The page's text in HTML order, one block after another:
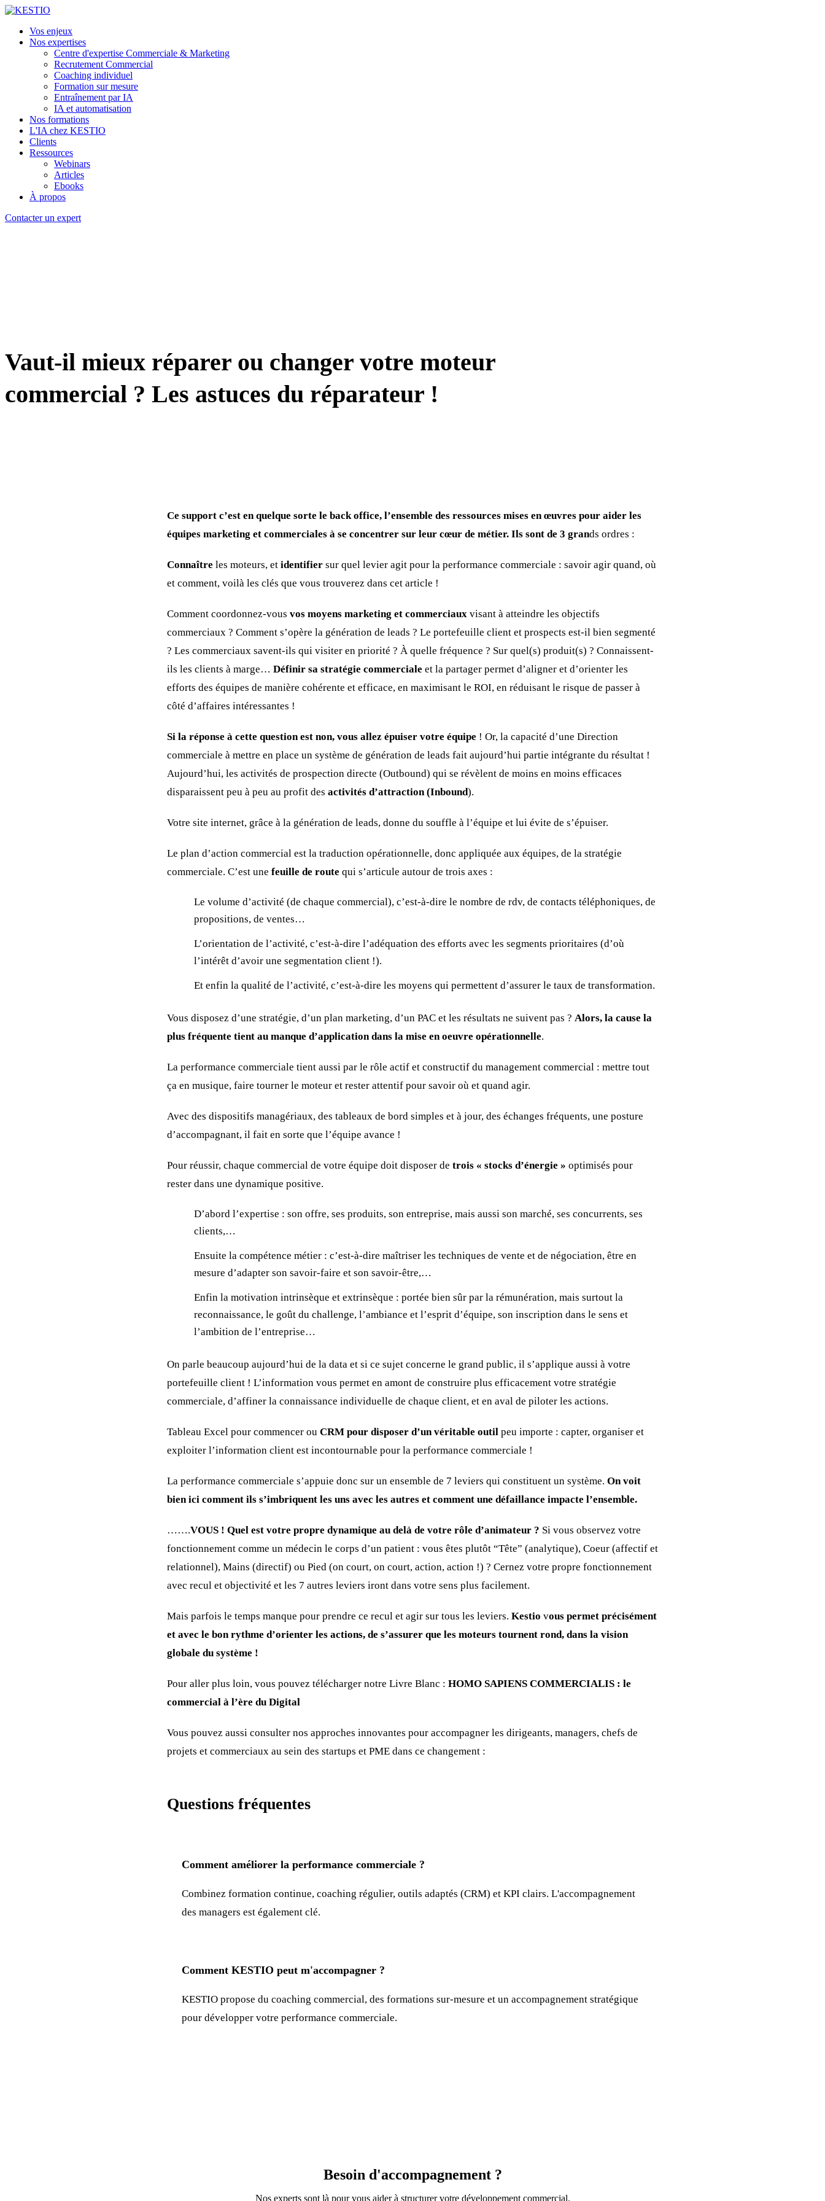
Vos enjeux
Nos expertises
Centre d'expertise Commerciale & Marketing
Recrutement Commercial
Coaching individuel
Formation sur mesure
Entraînement par IA
IA et automatisation
Nos formations
L'IA chez KESTIO
Clients
Ressources
Webinars
Articles
Ebooks
À propos
Contacter un expert
Vaut-il mieux réparer ou changer votre moteur
commercial ? Les astuces du réparateur !
Ce support c’est en quelque sorte le back office, l’ensemble des ressources mises en œuvres pour aider les
équipes marketing et commerciales à se concentrer sur leur cœur de métier. Ils sont de 3 grands ordres :
Connaître les moteurs, et identifier sur quel levier agit pour la performance commerciale : savoir agir quand, où
et comment, voilà les clés que vous trouverez dans cet article !
Comment coordonnez-vous vos moyens marketing et commerciaux visant à atteindre les objectifs
commerciaux ? Comment s’opère la génération de leads ? Le portefeuille client et prospects est-il bien segmenté
? Les commerciaux savent-ils qui visiter en priorité ? À quelle fréquence ? Sur quel(s) produit(s) ? Connaissent-
ils les clients à marge… Définir sa stratégie commerciale et la partager permet d’aligner et d’orienter les
efforts des équipes de manière cohérente et efficace, en maximisant le ROI, en réduisant le risque de passer à
côté d’affaires intéressantes !
Si la réponse à cette question est non, vous allez épuiser votre équipe ! Or, la capacité d’une Direction
commerciale à mettre en place un système de génération de leads fait aujourd’hui partie intégrante du résultat !
Aujourd’hui, les activités de prospection directe (Outbound) qui se révèlent de moins en moins efficaces
disparaissent peu à peu au profit des activités d’attraction (Inbound).
Votre site internet, grâce à la génération de leads, donne du souffle à l’équipe et lui évite de s’épuiser.
Le plan d’action commercial est la traduction opérationnelle, donc appliquée aux équipes, de la stratégie
commerciale. C’est une feuille de route qui s’articule autour de trois axes :
Le volume d’activité (de chaque commercial), c’est-à-dire le nombre de rdv, de contacts téléphoniques, de
propositions, de ventes…
L’orientation de l’activité, c’est-à-dire l’adéquation des efforts avec les segments prioritaires (d’où
l’intérêt d’avoir une segmentation client !).
Et enfin la qualité de l’activité, c’est-à-dire les moyens qui permettent d’assurer le taux de transformation.
Vous disposez d’une stratégie, d’un plan marketing, d’un PAC et les résultats ne suivent pas ? Alors, la cause la
plus fréquente tient au manque d’application dans la mise en oeuvre opérationnelle.
La performance commerciale tient aussi par le rôle actif et constructif du management commercial : mettre tout
ça en musique, faire tourner le moteur et rester attentif pour savoir où et quand agir.
Avec des dispositifs managériaux, des tableaux de bord simples et à jour, des échanges fréquents, une posture
d’accompagnant, il fait en sorte que l’équipe avance !
Pour réussir, chaque commercial de votre équipe doit disposer de trois « stocks d’énergie » optimisés pour
rester dans une dynamique positive.
D’abord l’expertise : son offre, ses produits, son entreprise, mais aussi son marché, ses concurrents, ses
clients,…
Ensuite la compétence métier : c’est-à-dire maîtriser les techniques de vente et de négociation, être en
mesure d’adapter son savoir-faire et son savoir-être,…
Enfin la motivation intrinsèque et extrinsèque : portée bien sûr par la rémunération, mais surtout la
reconnaissance, le goût du challenge, l’ambiance et l’esprit d’équipe, son inscription dans le sens et
l’ambition de l’entreprise…
On parle beaucoup aujourd’hui de la data et si ce sujet concerne le grand public, il s’applique aussi à votre
portefeuille client ! L’information vous permet en amont de construire plus efficacement votre stratégie
commerciale, d’affiner la connaissance individuelle de chaque client, et en aval de piloter les actions.
Tableau Excel pour commencer ou CRM pour disposer d’un véritable outil peu importe : capter, organiser et
exploiter l’information client est incontournable pour la performance commerciale !
La performance commerciale s’appuie donc sur un ensemble de 7 leviers qui constituent un système. On voit
bien ici comment ils s’imbriquent les uns avec les autres et comment une défaillance impacte l’ensemble.
…….VOUS ! Quel est votre propre dynamique au delà de votre rôle d’animateur ? Si vous observez votre
fonctionnement comme un médecin le corps d’un patient : vous êtes plutôt “Tête” (analytique), Coeur (affectif et
relationnel), Mains (directif) ou Pied (on court, on court, action, action !) ? Cernez votre propre fonctionnement
avec recul et objectivité et les 7 autres leviers iront dans votre sens plus facilement.
Mais parfois le temps manque pour prendre ce recul et agir sur tous les leviers. Kestio vous permet précisément
et avec le bon rythme d’orienter les actions, de s’assurer que les moteurs tournent rond, dans la vision
globale du système !
Pour aller plus loin, vous pouvez télécharger notre Livre Blanc : HOMO SAPIENS COMMERCIALIS : le
commercial à l’ère du Digital
Vous pouvez aussi consulter nos approches innovantes pour accompagner les dirigeants, managers, chefs de
projets et commerciaux au sein des startups et PME dans ce changement :
Questions fréquentes
Comment améliorer la performance commerciale ?
Combinez formation continue, coaching régulier, outils adaptés (CRM) et KPI clairs. L'accompagnement
des managers est également clé.
Comment KESTIO peut m'accompagner ?
KESTIO propose du coaching commercial, des formations sur-mesure et un accompagnement stratégique
pour développer votre performance commerciale.
Besoin d'accompagnement ?
Nos experts sont là pour vous aider à structurer votre développement commercial.